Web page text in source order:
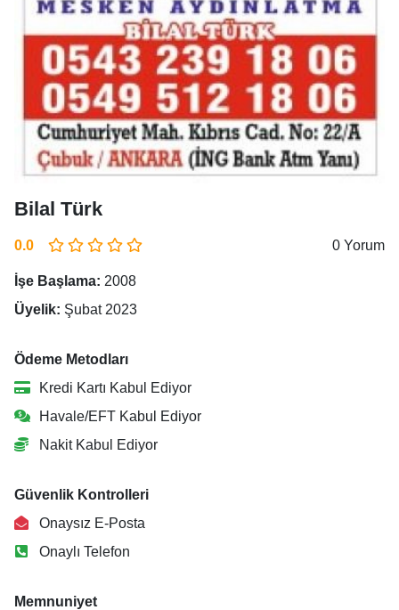
Bilal Türk
0.0 0 Yorum
İşe Başlama: 2008
Üyelik: Şubat 2023
Ödeme Metodları
Kredi Kartı Kabul Ediyor
Havale/EFT Kabul Ediyor
Nakit Kabul Ediyor
Güvenlik Kontrolleri
Onaysız E-Posta
Onaylı Telefon
Memnuniyet